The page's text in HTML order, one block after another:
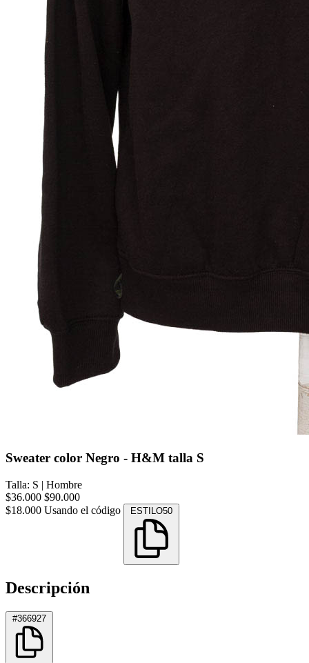
Sweater color Negro - H&M talla S
Talla: S | Hombre
$36.000 $90.000
$18.000 Usando el código ESTILO50
Descripción
#366927